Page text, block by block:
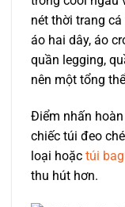
nét thời trang
áo hai dây, áo
quần legging,
nên một tổng
Điểm nhấn
chiếc túi đeo
loại hoặc túi
thu hút hơn.